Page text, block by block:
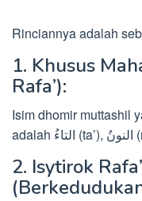
Rinciannya adalah
1. Khusus
Rafa’):
Isim dhomir muttashil
2. Isytirok